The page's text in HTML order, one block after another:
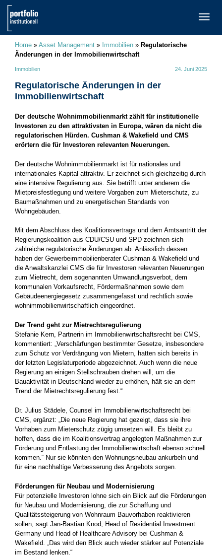
Home » Asset Management » Immobilien » Regulatorische
Änderungen in der Immobilienwirtschaft
Immobilien 24. Juni 2025
Regulatorische Änderungen in der
Immobilienwirtschaft
Der deutsche Wohnimmobilienmarkt zählt für institutionelle
Investoren zu den attraktivsten in Europa, wären da nicht die
regulatorischen Hürden. Cushman & Wakefield und CMS
erörtern die für Investoren relevanten Neuerungen.
Der deutsche Wohnimmobilienmarkt ist für nationales und
internationales Kapital attraktiv. Er zeichnet sich gleichzeitig durch
eine intensive Regulierung aus. Sie betrifft unter anderem die
Mietpreisfestlegung und weitere Vorgaben zum Mieterschutz, zu
Baumaßnahmen und zu energetischen Standards von
Wohngebäuden.
Mit dem Abschluss des Koalitionsvertrags und dem Amtsantritt der
Regierungskoalition aus CDU/CSU und SPD zeichnen sich
zahlreiche regulatorische Änderungen ab. Anlässlich dessen
haben der Gewerbeimmobilienberater Cushman & Wakefield und
die Anwaltskanzlei CMS die für Investoren relevanten Neuerungen
zum Mietrecht, dem sogenannten Umwandlungsverbot, dem
kommunalen Vorkaufsrecht, Fördermaßnahmen sowie dem
Gebäudeenergiegesetz zusammengefasst und rechtlich sowie
wohnimmobilienwirtschaftlich eingeordnet.
Der Trend geht zur Mietrechtsregulierung
Stefanie Kern, Partnerin im Immobilienwirtschaftsrecht bei CMS,
kommentiert: „Verschärfungen bestimmter Gesetze, insbesondere
zum Schutz vor Verdrängung von Mietern, hatten sich bereits in
der letzten Legislaturperiode abgezeichnet. Auch wenn die neue
Regierung an einigen Stellschrauben drehen will, um die
Bauaktivität in Deutschland wieder zu erhöhen, hält sie an dem
Trend der Mietrechtsregulierung fest.“
Dr. Julius Städele, Counsel im Immobilienwirtschaftsrecht bei
CMS, ergänzt: „Die neue Regierung hat gezeigt, dass sie ihre
Vorhaben zum Mieterschutz zügig umsetzen will. Es bleibt zu
hoffen, dass die im Koalitionsvertrag angelegten Maßnahmen zur
Förderung und Entlastung der Immobilienwirtschaft ebenso schnell
kommen.“ Nur sie könnten den Wohnungsneubau ankurbeln und
für eine nachhaltige Verbesserung des Angebots sorgen.
Förderungen für Neubau und Modernisierung
Für potenzielle Investoren lohne sich ein Blick auf die Förderungen
für Neubau und Modernisierung, die zur Schaffung und
Qualitätssteigerung von Wohnraum Bauvorhaben reaktivieren
sollen, sagt Jan-Bastian Knod, Head of Residential Investment
Germany und Head of Healthcare Advisory bei Cushman &
Wakefield. „Das wird den Blick auch wieder stärker auf Potenziale
im Bestand lenken.“